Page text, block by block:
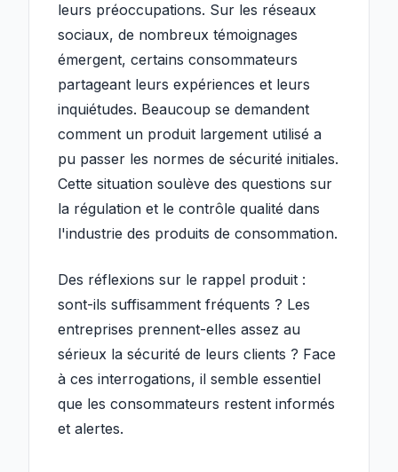
leurs préoccupations. Sur les réseaux
sociaux, de nombreux témoignages
émergent, certains consommateurs
partageant leurs expériences et leurs
inquiétudes. Beaucoup se demandent
comment un produit largement utilisé a
pu passer les normes de sécurité initiales.
Cette situation soulève des questions sur
la régulation et le contrôle qualité dans
l'industrie des produits de consommation.
Des réflexions sur le rappel produit :
sont-ils suffisamment fréquents ? Les
entreprises prennent-elles assez au
sérieux la sécurité de leurs clients ? Face
à ces interrogations, il semble essentiel
que les consommateurs restent informés
et alertes.